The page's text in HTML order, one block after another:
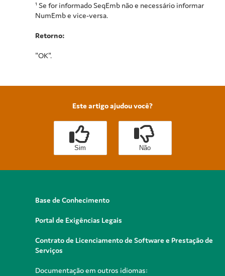
¹ Se for informado SeqEmb não e necessário informar
NumEmb e vice-versa.
Retorno:
"OK".
Este artigo ajudou você?
Sim Não
Base de Conhecimento
Portal de Exigências Legais
Contrato de Licenciamento de Software e Prestação de
Serviços
Documentação em outros idiomas: